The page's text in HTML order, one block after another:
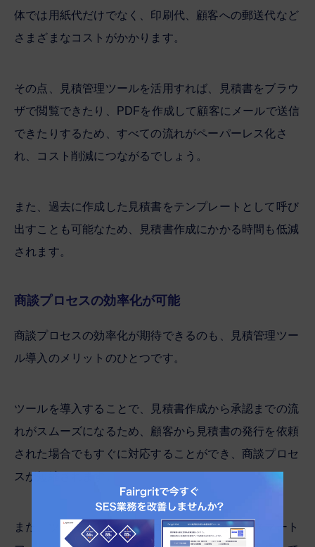
体では用紙代だけでなく、印刷代、顧客への郵送代など
さまざまなコストがかかります。
その点、見積管理ツールを活用すれば、見積書をブラウ
ザで閲覧できたり、PDFを作成して顧客にメールで送信
できたりするため、すべての流れがペーパーレス化さ
れ、コスト削減につながるでしょう。
また、過去に作成した見積書をテンプレートとして呼び
出すことも可能なため、見積書作成にかかる時間も低減
されます。
商談プロセスの効率化が可能
商談プロセスの効率化が期待できるのも、見積管理ツー
ル導入のメリットのひとつです。
ツールを導入することで、見積書作成から承認までの流
れがスムーズになるため、顧客から見積書の発行を依頼
された場合でもすぐに対応することができ、商談プロセ
スが短縮されます。
また、ツールの多くはパソコンだけではなく、スマート